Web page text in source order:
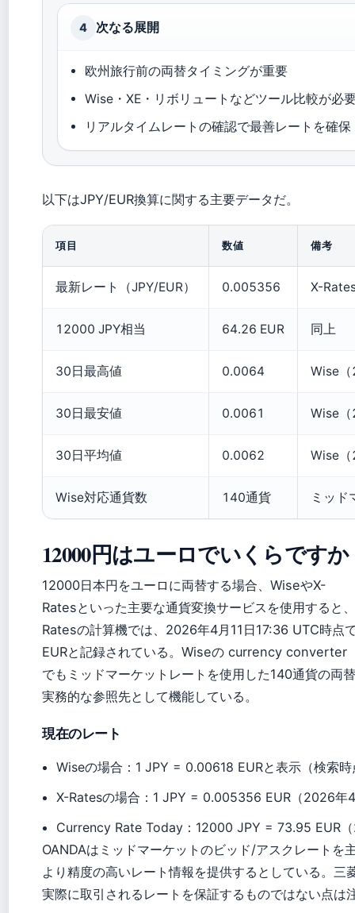
4 次なる展開
欧州旅行前の両替タイミングが重要
Wise・XE・リボリュートなどツール比較が必
リアルタイムレートの確認で最善レートを確保
以下はJPY/EUR換算に関する主要データだ。
項目 数値 備考
最新レート（JPY/EUR） 0.005356 X-
12000 JPY相当 64.26 EUR 同上
30日最高値 0.0064 Wise
30日最安値 0.0061 Wise
30日平均値 0.0062 Wise
Wise対応通貨数 140通貨 ミッド
12000円はユーロでいくらです
12000日本円をユーロに両替する場合、WiseやX-
Ratesといった主要な通貨変換サービスを使用すると
Ratesの計算機では、2026年4月11日17:36 UTC時
EURと記録されている。Wiseの currency converter
でもミッドマーケットレートを使用した140通貨の両
実務的な参照先として機能している。
現在のレート
Wiseの場合：1 JPY = 0.00618 EURと表示（検索
X-Ratesの場合：1 JPY = 0.005356 EUR（2026年
Currency Rate Today：12000 JPY = 73.95 EUR
OANDAはミッドマーケットのビッド/アスクレートを
より精度の高いレート情報を提供するとしている。
実際に取引されるレートを保証するものではない点は